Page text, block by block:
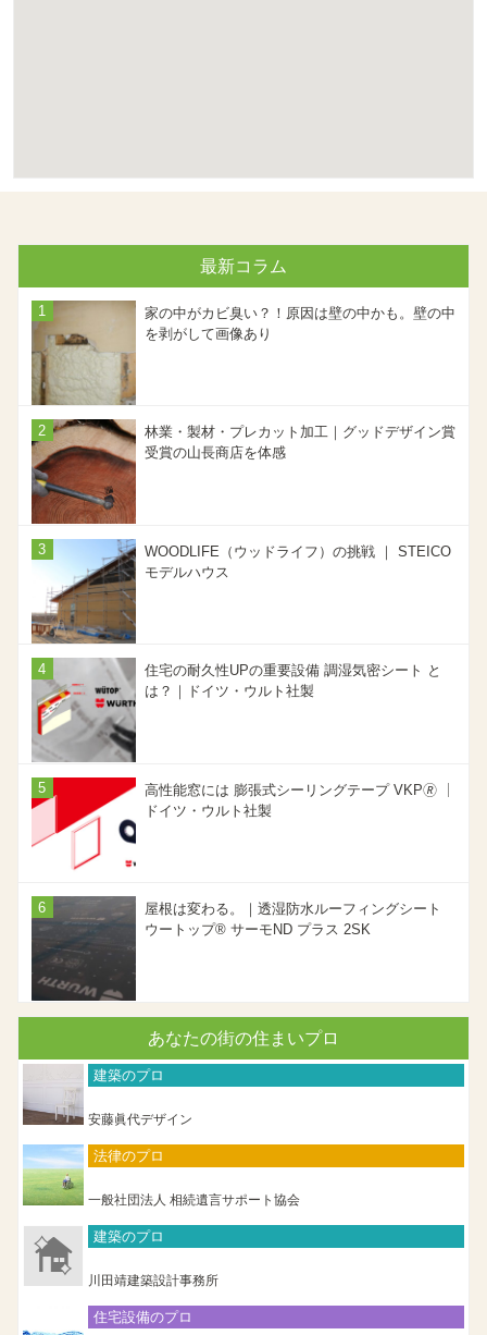
最新コラム
家の中がカビ臭い？！原因は壁の中かも。壁の中
を剥がして画像あり
林業・製材・プレカット加工｜グッドデザイン賞
受賞の山長商店を体感
WOODLIFE（ウッドライフ）の挑戦 ｜ STEICO
モデルハウス
住宅の耐久性UPの重要設備 調湿気密シート と
は？｜ドイツ・ウルト社製
高性能窓には 膨張式シーリングテープ VKP🄬 ｜
ドイツ・ウルト社製
屋根は変わる。｜透湿防水ルーフィングシート
ウートップ® サーモND プラス 2SK
あなたの街の住まいプロ
建築のプロ
安藤眞代デザイン
法律のプロ
一般社団法人 相続遺言サポート協会
建築のプロ
川田靖建築設計事務所
住宅設備のプロ